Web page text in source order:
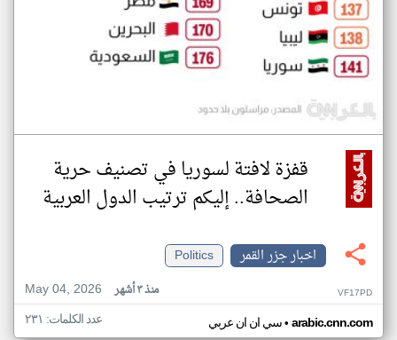
قفزة لافتة لسوريا في تصنيف حرية
الصحافة.. إليكم ترتيب الدول العربية
اخبار جزر القمر
Politics
May 04, 2026
منذ ٣ أشهر VF17PD
سي ان ان عربي• arabic.cnn.com عدد الكلمات: ٢٣١